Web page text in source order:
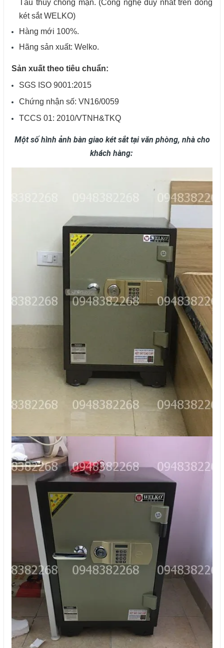
Tàu thủy chống mặn. (Công nghệ duy nhất trên dòng
két sắt WELKO)
Hàng mới 100%.
Hãng sản xuất: Welko.
Sản xuất theo tiêu chuẩn:
SGS ISO 9001:2015
Chứng nhận số: VN16/0059
TCCS 01: 2010/VTNH&TKQ
Một số hình ảnh bàn giao két sắt tại văn phòng, nhà cho
khách hàng: